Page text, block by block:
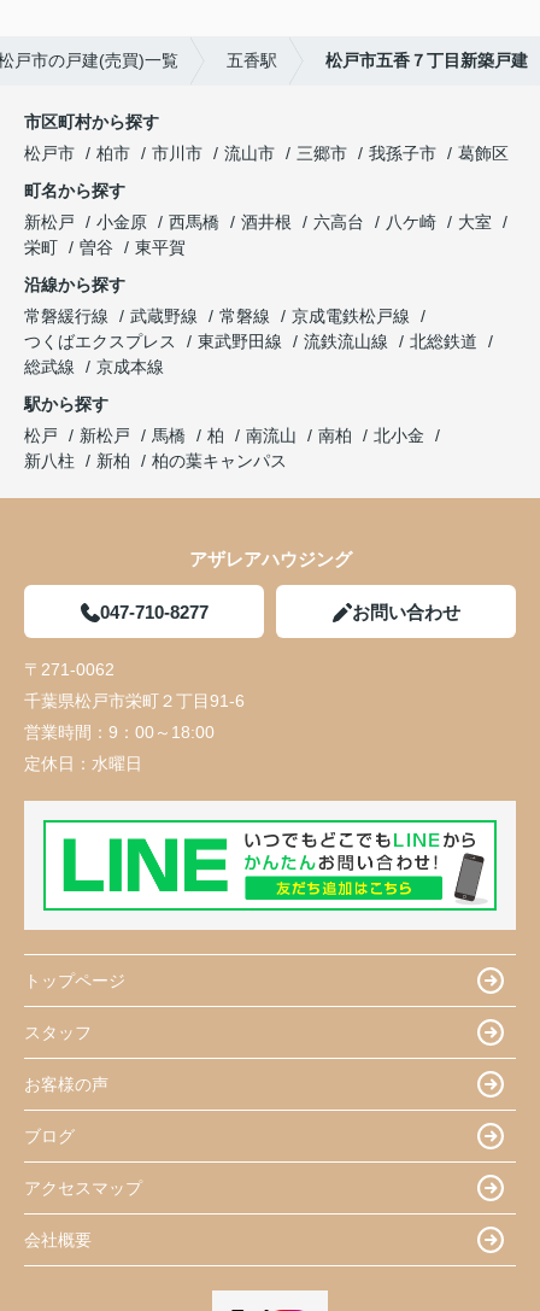
戸市の戸建(売買)一覧 五香駅 松戸市五香７丁目新築戸建
市区町村から探す
松戸市
柏市 市川市 流山市 三郷市 我孫子市
葛飾区
町名から探す
新松戸
小金原 西馬橋 酒井根 六高台 八ケ崎
大室
栄町
曽谷
東平賀
沿線から探す
常磐緩行線
武蔵野線 常磐線
京成電鉄松戸線
つくばエクスプレス
東武野田線 流鉄流山線
北総鉄道
総武線
京成本線
駅から探す
松戸
新松戸 馬橋 柏 南流山 南柏
北小金
新八柱
新柏 柏の葉キャンパス
アザレアハウジング
047-710-8277 お問い合わせ
〒271-0062
千葉県松戸市栄町２丁目91-6
営業時間： 9：00～18:00
定休日： 水曜日
トップページ
スタッフ
お客様の声
ブログ
アクセスマップ
会社概要